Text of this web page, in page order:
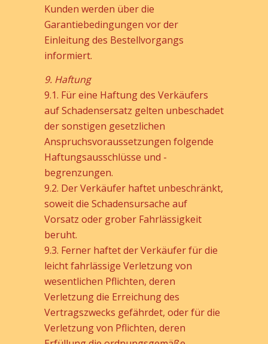
Kunden werden über die
Garantiebedingungen vor der
Einleitung des Bestellvorgangs
informiert.
9. Haftung
9.1. Für eine Haftung des Verkäufers
auf Schadensersatz gelten unbeschadet
der sonstigen gesetzlichen
Anspruchsvoraussetzungen folgende
Haftungsausschlüsse und -
begrenzungen.
9.2. Der Verkäufer haftet unbeschränkt,
soweit die Schadensursache auf
Vorsatz oder grober Fahrlässigkeit
beruht.
9.3. Ferner haftet der Verkäufer für die
leicht fahrlässige Verletzung von
wesentlichen Pflichten, deren
Verletzung die Erreichung des
Vertragszwecks gefährdet, oder für die
Verletzung von Pflichten, deren